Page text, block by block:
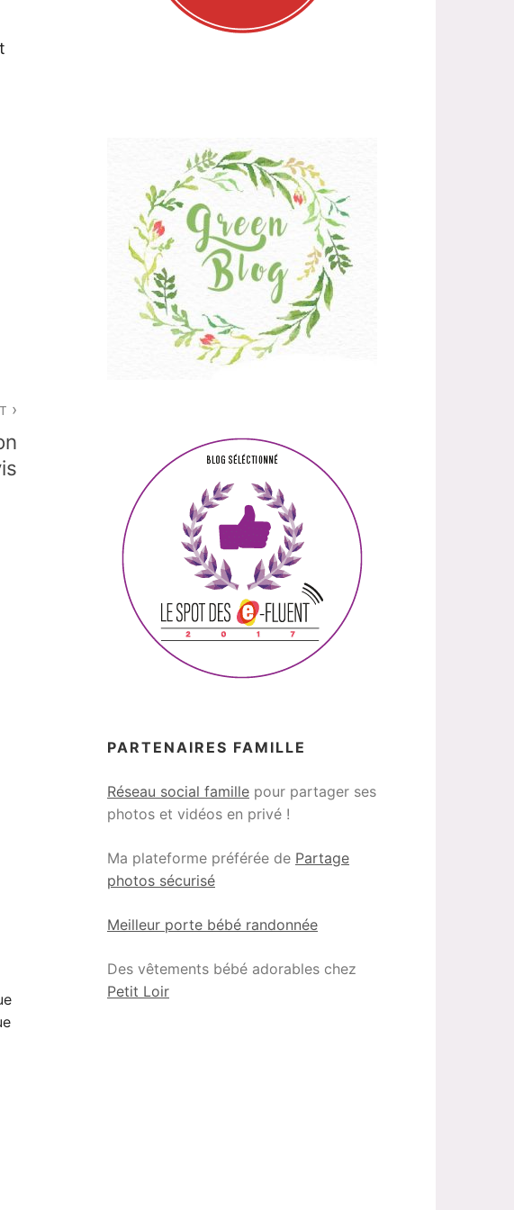
PARTENAIRES FAMILLE
Réseau social famille pour partager ses
photos et vidéos en privé !
Ma plateforme préférée de Partage
photos sécurisé
Meilleur porte bébé randonnée
Des vêtements bébé adorables chez
Petit Loir